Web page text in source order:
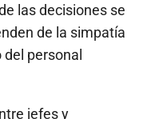
las decisiones se
de la simpatía
personal
jefes y